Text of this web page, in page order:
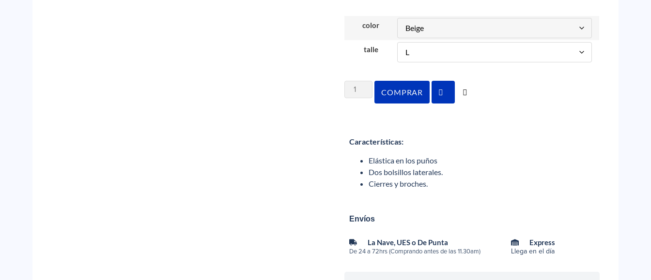
color
talle
COMPRAR
Características:
Elástica en los puños
Dos bolsillos laterales.
Cierres y broches.
Envíos
La Nave, UES o De Punta
De 24 a 72hrs (Comprando antes de las 11.30am)
Express
Llega en el día